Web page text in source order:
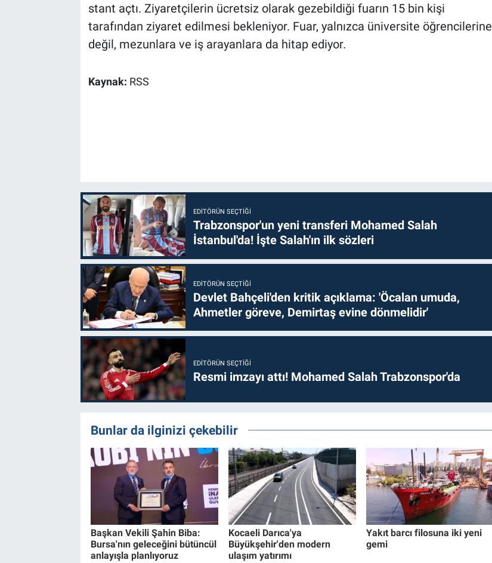
stant açtı. Ziyaretçilerin ücretsiz olarak gezebildiği fuarın 15 bin kişi
tarafından ziyaret edilmesi bekleniyor. Fuar, yalnızca üniversite öğrencilerine
değil, mezunlara ve iş arayanlara da hitap ediyor.
Kaynak: RSS
EDITÖRÜN SEÇTIĞI
Trabzonspor'un yeni transferi Mohamed Salah
İstanbul'da! İşte Salah'ın ilk sözleri
EDITÖRÜN SEÇTIĞI
Devlet Bahçeli'den kritik açıklama: 'Öcalan umuda,
Ahmetler göreve, Demirtaş evine dönmelidir'
EDITÖRÜN SEÇTIĞI
Resmi imzayı attı! Mohamed Salah Trabzonspor'da
Bunlar da ilginizi çekebilir
Başkan Vekili Şahin Biba:
Bursa'nın geleceğini bütüncül
anlayışla planlıyoruz
Kocaeli Darıca'ya
Büyükşehir'den modern
ulaşım yatırımı
Yakıt barcı filosuna iki yeni
gemi